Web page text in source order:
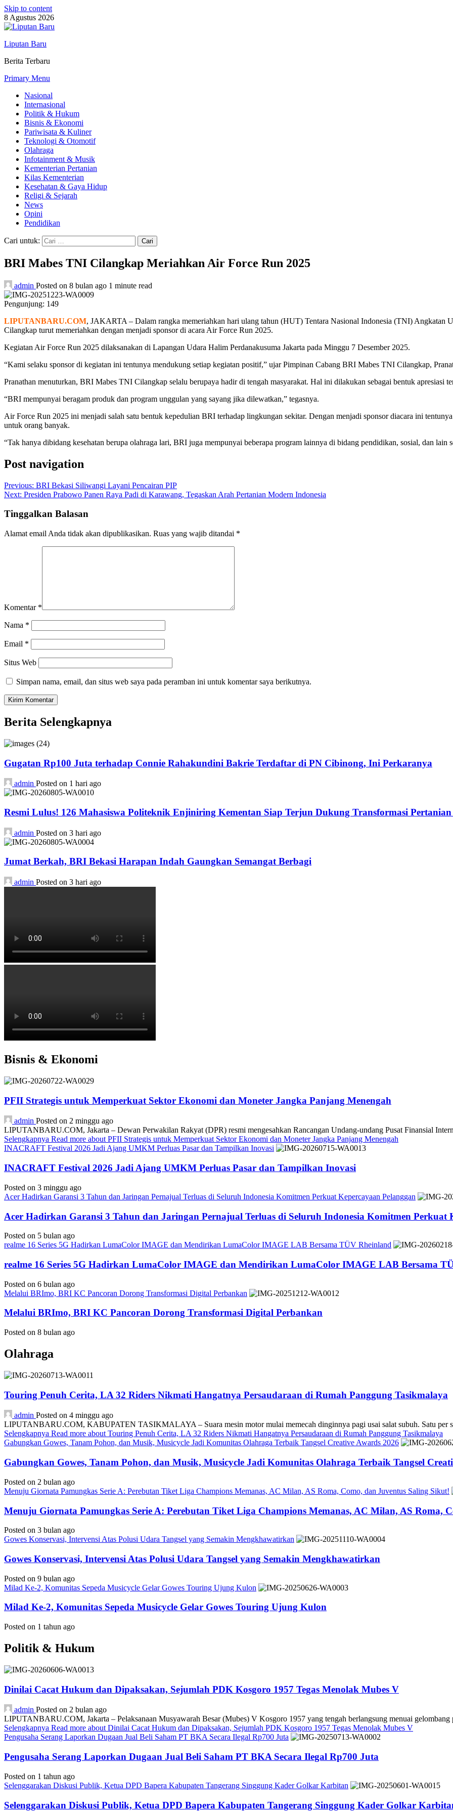
Skip to content
8 Agustus 2026
Liputan Baru
Berita Terbaru
Primary Menu
Nasional
Internasional
Politik & Hukum
Bisnis & Ekonomi
Pariwisata & Kuliner
Teknologi & Otomotif
Olahraga
Infotainment & Musik
Kementerian Pertanian
Kilas Kementerian
Kesehatan & Gaya Hidup
Religi & Sejarah
News
Opini
Pendidikan
Cari untuk:
BRI Mabes TNI Cilangkap Meriahkan Air Force Run 2025
admin Posted on 8 bulan ago 1 minute read
Pengunjung: 149
LIPUTANBARU.COM, JAKARTA – Dalam rangka memeriahkan hari ulang tahun (HUT) Tentara Nasional Indonesia (TNI)
Cilangkap turut memeriahkan dengan menjadi sponsor di acara Air Force Run 2025.
Kegiatan Air Force Run 2025 dilaksanakan di Lapangan Udara Halim Perdanakusuma Jakarta pada Minggu 7 Desember 2025.
“Kami selaku sponsor di kegiatan ini tentunya mendukung setiap kegiatan positif,” ujar Pimpinan Cabang BRI Mabes TNI Cilangkap,
Pranathan menuturkan, BRI Mabes TNI Cilangkap selalu berupaya hadir di tengah masyarakat. Hal ini dilakukan sebagai bentuk apresiasi
“BRI mempunyai beragam produk dan program unggulan yang sayang jika dilewatkan,” tegasnya.
Air Force Run 2025 ini menjadi salah satu bentuk kepedulian BRI terhadap lingkungan sekitar. Dengan menjadi sponsor diacara ini
untuk orang banyak.
“Tak hanya dibidang kesehatan berupa olahraga lari, BRI juga mempunyai beberapa program lainnya di bidang pendidikan, sosial, dan lain
Post navigation
Previous: BRI Bekasi Siliwangi Layani Pencairan PIP
Next: Presiden Prabowo Panen Raya Padi di Karawang, Tegaskan Arah Pertanian Modern Indonesia
Tinggalkan Balasan
Alamat email Anda tidak akan dipublikasikan. Ruas yang wajib ditandai *
Komentar *
Nama *
Email *
Situs Web
Simpan nama, email, dan situs web saya pada peramban ini untuk komentar saya berikutnya.
Berita Selengkapnya
Gugatan Rp100 Juta terhadap Connie Rahakundini Bakrie Terdaftar di PN Cibinong, Ini Perkaranya
admin Posted on 1 hari ago
Resmi Lulus! 126 Mahasiswa Politeknik Enjiniring Kementan Siap Terjun Dukung Transformasi Pertanian
admin Posted on 3 hari ago
Jumat Berkah, BRI Bekasi Harapan Indah Gaungkan Semangat Berbagi
admin Posted on 3 hari ago
Bisnis & Ekonomi
PFII Strategis untuk Memperkuat Sektor Ekonomi dan Moneter Jangka Panjang Menengah
admin Posted on 2 minggu ago
LIPUTANBARU.COM, Jakarta – Dewan Perwakilan Rakyat (DPR) resmi mengesahkan Rancangan Undang-undang Pusat Finansial
Selengkapnya Read more about PFII Strategis untuk Memperkuat Sektor Ekonomi dan Moneter Jangka Panjang Menengah
INACRAFT Festival 2026 Jadi Ajang UMKM Perluas Pasar dan Tampilkan Inovasi
INACRAFT Festival 2026 Jadi Ajang UMKM Perluas Pasar dan Tampilkan Inovasi
Posted on 3 minggu ago
Acer Hadirkan Garansi 3 Tahun dan Jaringan Pernajual Terluas di Seluruh Indonesia Komitmen Perkuat Kepercayaan Pelanggan
Acer Hadirkan Garansi 3 Tahun dan Jaringan Pernajual Terluas di Seluruh Indonesia Komitmen Perkuat
Posted on 5 bulan ago
realme 16 Series 5G Hadirkan LumaColor IMAGE dan Mendirikan LumaColor IMAGE LAB Bersama TÜV Rheinland
realme 16 Series 5G Hadirkan LumaColor IMAGE dan Mendirikan LumaColor IMAGE LAB Bersama
Posted on 6 bulan ago
Melalui BRImo, BRI KC Pancoran Dorong Transformasi Digital Perbankan
Melalui BRImo, BRI KC Pancoran Dorong Transformasi Digital Perbankan
Posted on 8 bulan ago
Olahraga
Touring Penuh Cerita, LA 32 Riders Nikmati Hangatnya Persaudaraan di Rumah Panggung Tasikmalaya
admin Posted on 4 minggu ago
LIPUTANBARU.COM, KABUPATEN TASIKMALAYA – Suara mesin motor mulai memecah dinginnya pagi usai salat subuh. Satu per
Selengkapnya Read more about Touring Penuh Cerita, LA 32 Riders Nikmati Hangatnya Persaudaraan di Rumah Panggung Tasikmalaya
Gabungkan Gowes, Tanam Pohon, dan Musik, Musicycle Jadi Komunitas Olahraga Terbaik Tangsel Creative Awards 2026
Gabungkan Gowes, Tanam Pohon, dan Musik, Musicycle Jadi Komunitas Olahraga Terbaik Tangsel
Posted on 2 bulan ago
Menuju Giornata Pamungkas Serie A: Perebutan Tiket Liga Champions Memanas, AC Milan, AS Roma, Como, dan Juventus Saling Sikut!
Menuju Giornata Pamungkas Serie A: Perebutan Tiket Liga Champions Memanas, AC Milan, AS Roma,
Posted on 3 bulan ago
Gowes Konservasi, Intervensi Atas Polusi Udara Tangsel yang Semakin Mengkhawatirkan
Gowes Konservasi, Intervensi Atas Polusi Udara Tangsel yang Semakin Mengkhawatirkan
Posted on 9 bulan ago
Milad Ke-2, Komunitas Sepeda Musicycle Gelar Gowes Touring Ujung Kulon
Milad Ke-2, Komunitas Sepeda Musicycle Gelar Gowes Touring Ujung Kulon
Posted on 1 tahun ago
Politik & Hukum
Dinilai Cacat Hukum dan Dipaksakan, Sejumlah PDK Kosgoro 1957 Tegas Menolak Mubes V
admin Posted on 2 bulan ago
LIPUTANBARU.COM, Jakarta – Pelaksanaan Musyawarah Besar (Mubes) V Kosgoro 1957 yang tengah berlangsung menuai gelombang
Selengkapnya Read more about Dinilai Cacat Hukum dan Dipaksakan, Sejumlah PDK Kosgoro 1957 Tegas Menolak Mubes V
Pengusaha Serang Laporkan Dugaan Jual Beli Saham PT BKA Secara Ilegal Rp700 Juta
Pengusaha Serang Laporkan Dugaan Jual Beli Saham PT BKA Secara Ilegal Rp700 Juta
Posted on 1 tahun ago
Selenggarakan Diskusi Publik, Ketua DPD Bapera Kabupaten Tangerang Singgung Kader Golkar Karbitan
Selenggarakan Diskusi Publik, Ketua DPD Bapera Kabupaten Tangerang Singgung Kader Golkar